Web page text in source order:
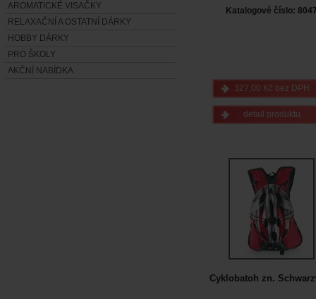
AROMATICKÉ VISAČKY
RELAXAČNÍ A OSTATNÍ DÁRKY
HOBBY DÁRKY
PRO ŠKOLY
AKČNÍ NABÍDKA
Katalogové číslo:
327,00 Kč bez DPH
detail produktu
Cyklobatoh zn.